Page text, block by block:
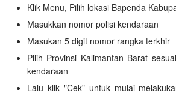
Klik Menu, Pilih lokasi Bapenda
Masukkan nomor polisi kendaraan
Masukan 5 digit nomor rangka terkhir
Pilih Provinsi Kalimantan Barat
kendaraan
Lalu klik "Cek" untuk mulai